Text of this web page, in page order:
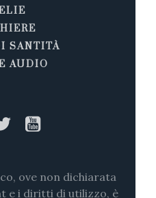
SANTITÀ
AUDIO
ove non dichiarata
e i diritti di utilizzo, è